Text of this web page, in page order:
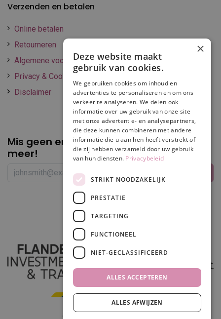
In winkelwagen
Verzenden en betalen
Online betalen
Retourneren
Algemene voorwaarden
Privacy & Cookie policy
Disclaimer
Mis geen enkelepromotie of korting
meer!
×
Deze website maakt
gebruik van cookies.
We gebruiken cookies om inhoud en
advertenties te personaliseren en om ons
verkeer te analyseren. We delen ook
informatie over uw gebruik van onze site
met onze advertentie- en analysepartners,
die deze kunnen combineren met andere
informatie die u aan hen heeft verstrekt of
die zij hebben verzameld door uw gebruik
van hun diensten. Privacybeleid
STRIKT NOODZAKELIJK
PRESTATIE
TARGETING
FUNCTIONEEL
NIET-GECLASSIFICEERD
ALLES ACCEPTEREN
ALLES AFWIJZEN